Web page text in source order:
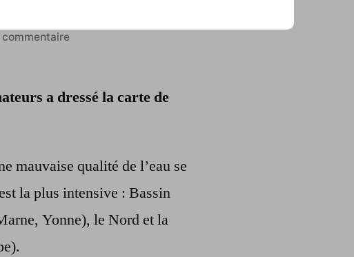
commentairesur
de
eau
du
non
a dressé la carte de
mauvaise qualité de l’eau se
la plus intensive : Bassin
Yonne), le Nord et la